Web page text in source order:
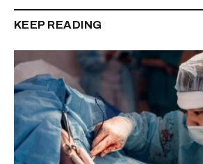
KEEP READING